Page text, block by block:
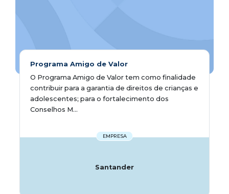
Programa Amigo de Valor
O Programa Amigo de Valor tem como finalidade
contribuir para a garantia de direitos de crianças e
adolescentes; para o fortalecimento dos
Conselhos M...
EMPRESA
Santander